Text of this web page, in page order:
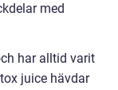
med
har alltid varit
juice hävdar